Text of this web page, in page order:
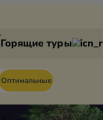
Горящие туры
Оптимальные